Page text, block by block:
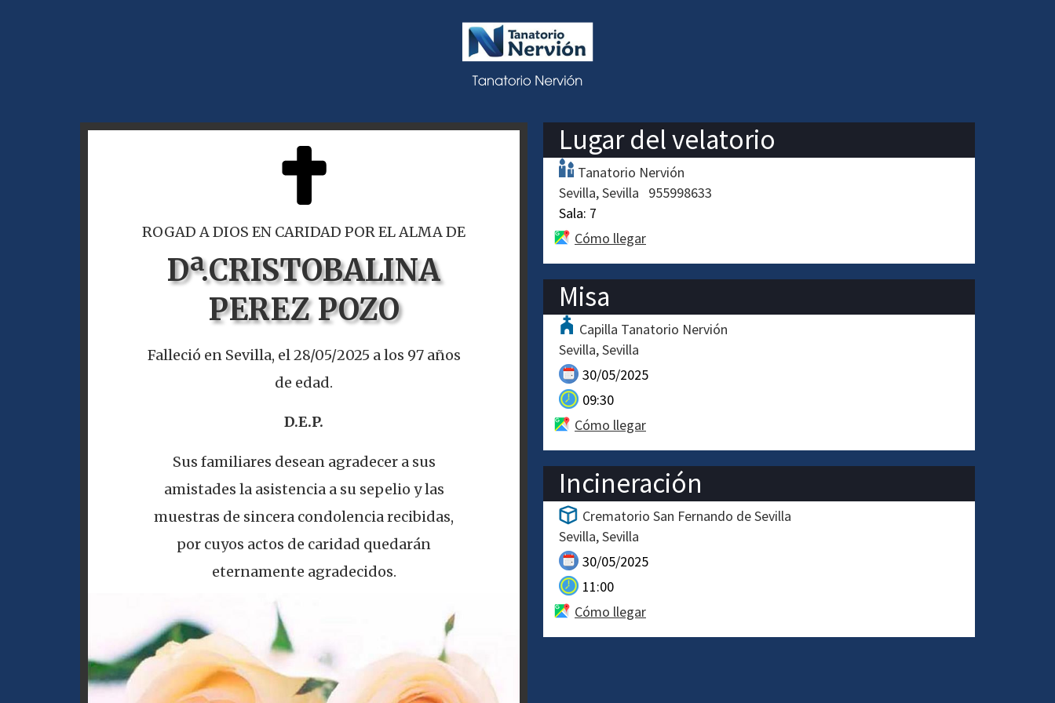
ROGAD A DIOS EN CARIDAD POR EL ALMA DE
Dª.CRISTOBALINA
PEREZ POZO
Falleció en Sevilla, el 28/05/2025 a los 97 años
de edad.
D.E.P.
Sus familiares desean agradecer a sus
amistades la asistencia a su sepelio y las
muestras de sincera condolencia recibidas,
por cuyos actos de caridad quedarán
eternamente agradecidos.
Lugar del velatorio
Tanatorio Nervión
Sevilla Sevilla
955998633
Sala: 7
Cómo llegar
Misa
Capilla Tanatorio Nervión
Sevilla Sevilla
30/05/2025
09:30
Cómo llegar
Incineración
Crematorio San Fernando de Sevilla
Sevilla Sevilla
30/05/2025
11:00
Cómo llegar